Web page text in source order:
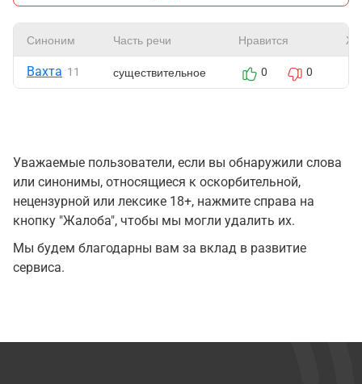
Синоним Часть речи Нравится
Вахта 11 существительное 0 0
Уважаемые пользователи, если вы обнаружили слова
или синонимы, относящиеся к оскорбительной,
нецензурной или лексике 18+, нажмите справа на
кнопку "Жалоба", чтобы мы могли удалить их.
Мы будем благодарны вам за вклад в развитие
сервиса.